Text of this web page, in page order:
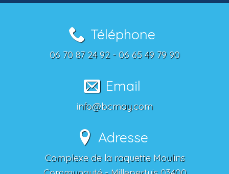
Téléphone
06 70 87 24 92 - 06 65 49 79 90
Email
info@bcmay.com
Adresse
Complexe de la raquette Moulins